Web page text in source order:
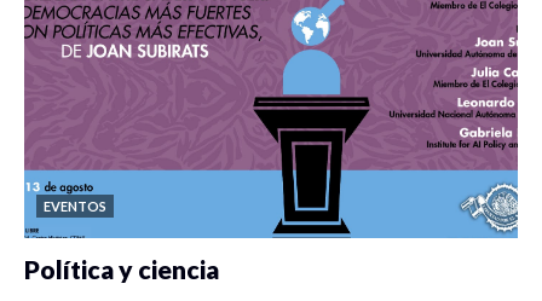
EVENTOS
Política y ciencia